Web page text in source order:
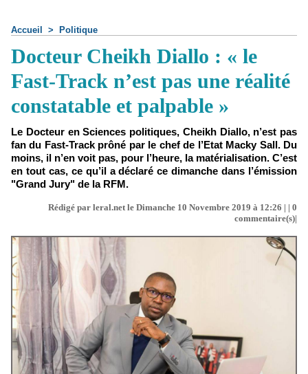
Accueil > Politique
Docteur Cheikh Diallo : « le
Fast-Track n’est pas une réalité
constatable et palpable »
Le Docteur en Sciences politiques, Cheikh Diallo, n’est pas
fan du Fast-Track prôné par le chef de l’Etat Macky Sall. Du
moins, il n’en voit pas, pour l’heure, la matérialisation. C’est
en tout cas, ce qu’il a déclaré ce dimanche dans l’émission
"Grand Jury" de la RFM.
Rédigé par leral.net le Dimanche 10 Novembre 2019 à 12:26 | | 0
commentaire(s)|